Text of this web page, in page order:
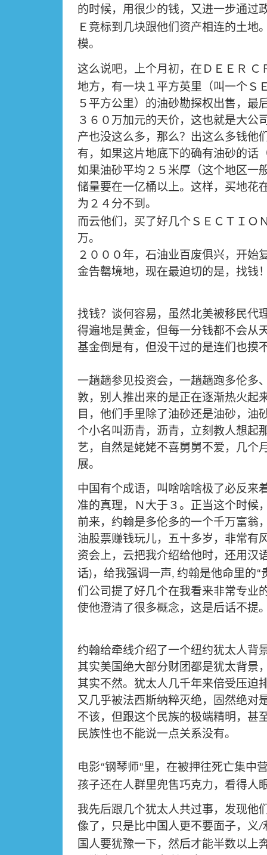
的时候，用很少的钱，又进一步通过
Ｅ竟标到几块跟他们资产相连的土地
模。
这么说吧，上个月初，在ＤＥＥＲ Ｃ
地方，有一块１平方英里（叫一个Ｓ
５平方公里）的油砂勘探权出售，最
３６０万加元的天价，这也就是大公
产也没这么多，那么？出这么多钱他
有，如果这片地底下的确有油砂的话
如果油砂平均２５米厚（这个地区一
储量要在一亿桶以上。这样，买地花
为２４分不到。
而云他们，买了好几个ＳＥＣＴＩＯ
万。
２０００年，石油业百废俱兴，开始
金告罄境地，现在最迫切的是，找钱
找钱？谈何容易，虽然北美被移民代
得遍地是黄金，但每一分钱都不会从
基金倒是有，但没干过的是连们也摸
一趟趟参见投资会，一趟趟跑多伦多
敦，别人推出来的是正在逐渐热火起
目，他们手里除了油砂还是油砂，油
个小名叫沥青，沥青，立刻教人想起
艺，自然是姥姥不喜舅舅不爱，几个
展。
中国有个成语，叫啥啥啥极了必反来
准的真理，Ｎ大于３。正当这个时候
前来，约翰是多伦多的一个千万富翁
油股票赚钱玩儿，五十多岁，非常有
资会上，云把我介绍给他时，还用汉
话) ，给我强调一声, 约翰是他命里的“
们公司提了好几个在我看来非常专业
使他澄清了很多概念，这是后话不提
约翰给牵线介绍了一个纽约犹太人背
其实美国绝大部分财团都是犹太背景
其实不然。犹太人几千年来倍受压迫
又几乎被法西斯纳粹灭绝，固然绝对
不该，但跟这个民族的极端精明，甚
民族性也不能说一点关系没有。
电影“钢琴师”里，在被押往死亡集中
孩子还在人群里兜售巧克力，看得人
我先后跟几个犹太人共过事，发现他
像了，只是比中国人更不要面子，义/
国人要犹豫一下，然后才能半数以上